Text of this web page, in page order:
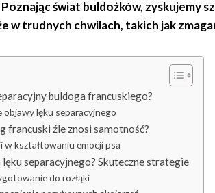
świat buldożków, zyskujemy
w trudnych chwilach, takich jak
buldoga francuskiego?
objawy lęku separacyjnego
francuski źle znosi samotność?
w kształtowaniu emocji psa
lęku separacyjnego? Skuteczne strategie
do rozłąki